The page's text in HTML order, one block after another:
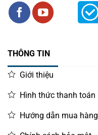
THÔNG TIN
Giới thiệu
Hình thức thanh toán
Hướng dẫn mua hàng